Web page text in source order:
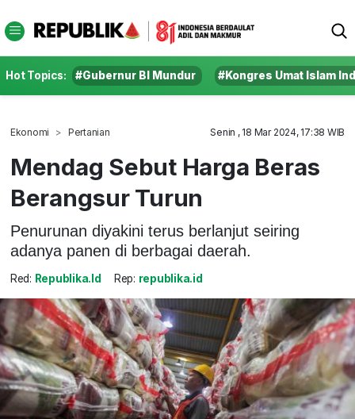
Hot Topics: #Gubernur BI Mundur #Kongres Umat Islam
Ekonomi Pertanian Senin , 18 Mar 2024, 17:38 WIB
Mendag Sebut Harga Beras
Berangsur Turun
Penurunan diyakini terus berlanjut seiring
adanya panen di berbagai daerah.
Red: Republika.id Rep: republika.id